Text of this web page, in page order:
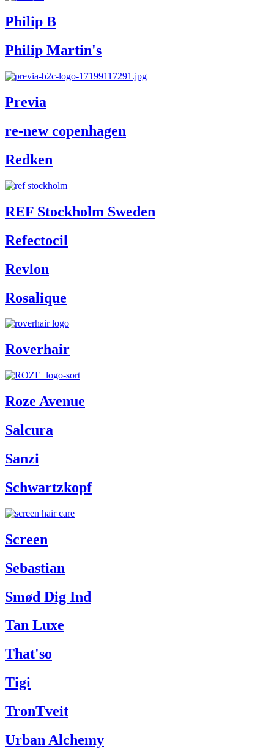
Philip B
Philip Martin's
Previa
re-new copenhagen
Redken
REF Stockholm Sweden
Refectocil
Revlon
Rosalique
Roverhair
Roze Avenue
Salcura
Sanzi
Schwartzkopf
Screen
Sebastian
Smød Dig Ind
Tan Luxe
That'so
Tigi
TronTveit
Urban Alchemy